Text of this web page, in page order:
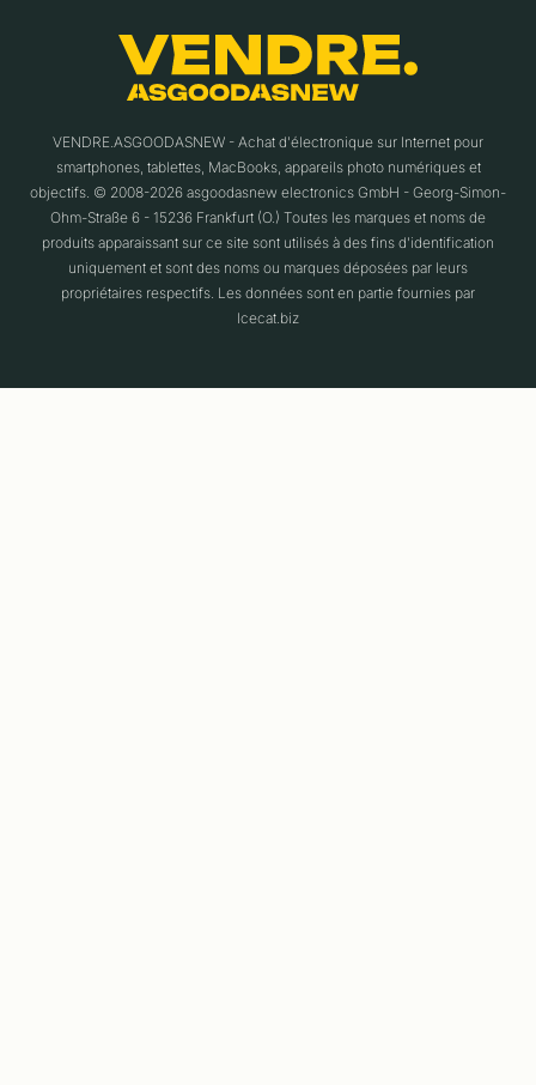
VENDRE.ASGOODASNEW - Achat d'électronique sur Internet pour
smartphones, tablettes, MacBooks, appareils photo numériques et
objectifs. © 2008-2026 asgoodasnew electronics GmbH - Georg-Simon-
Ohm-Straße 6 - 15236 Frankfurt (O.) Toutes les marques et noms de
produits apparaissant sur ce site sont utilisés à des fins d'identification
uniquement et sont des noms ou marques déposées par leurs
propriétaires respectifs. Les données sont en partie fournies par
Icecat.biz